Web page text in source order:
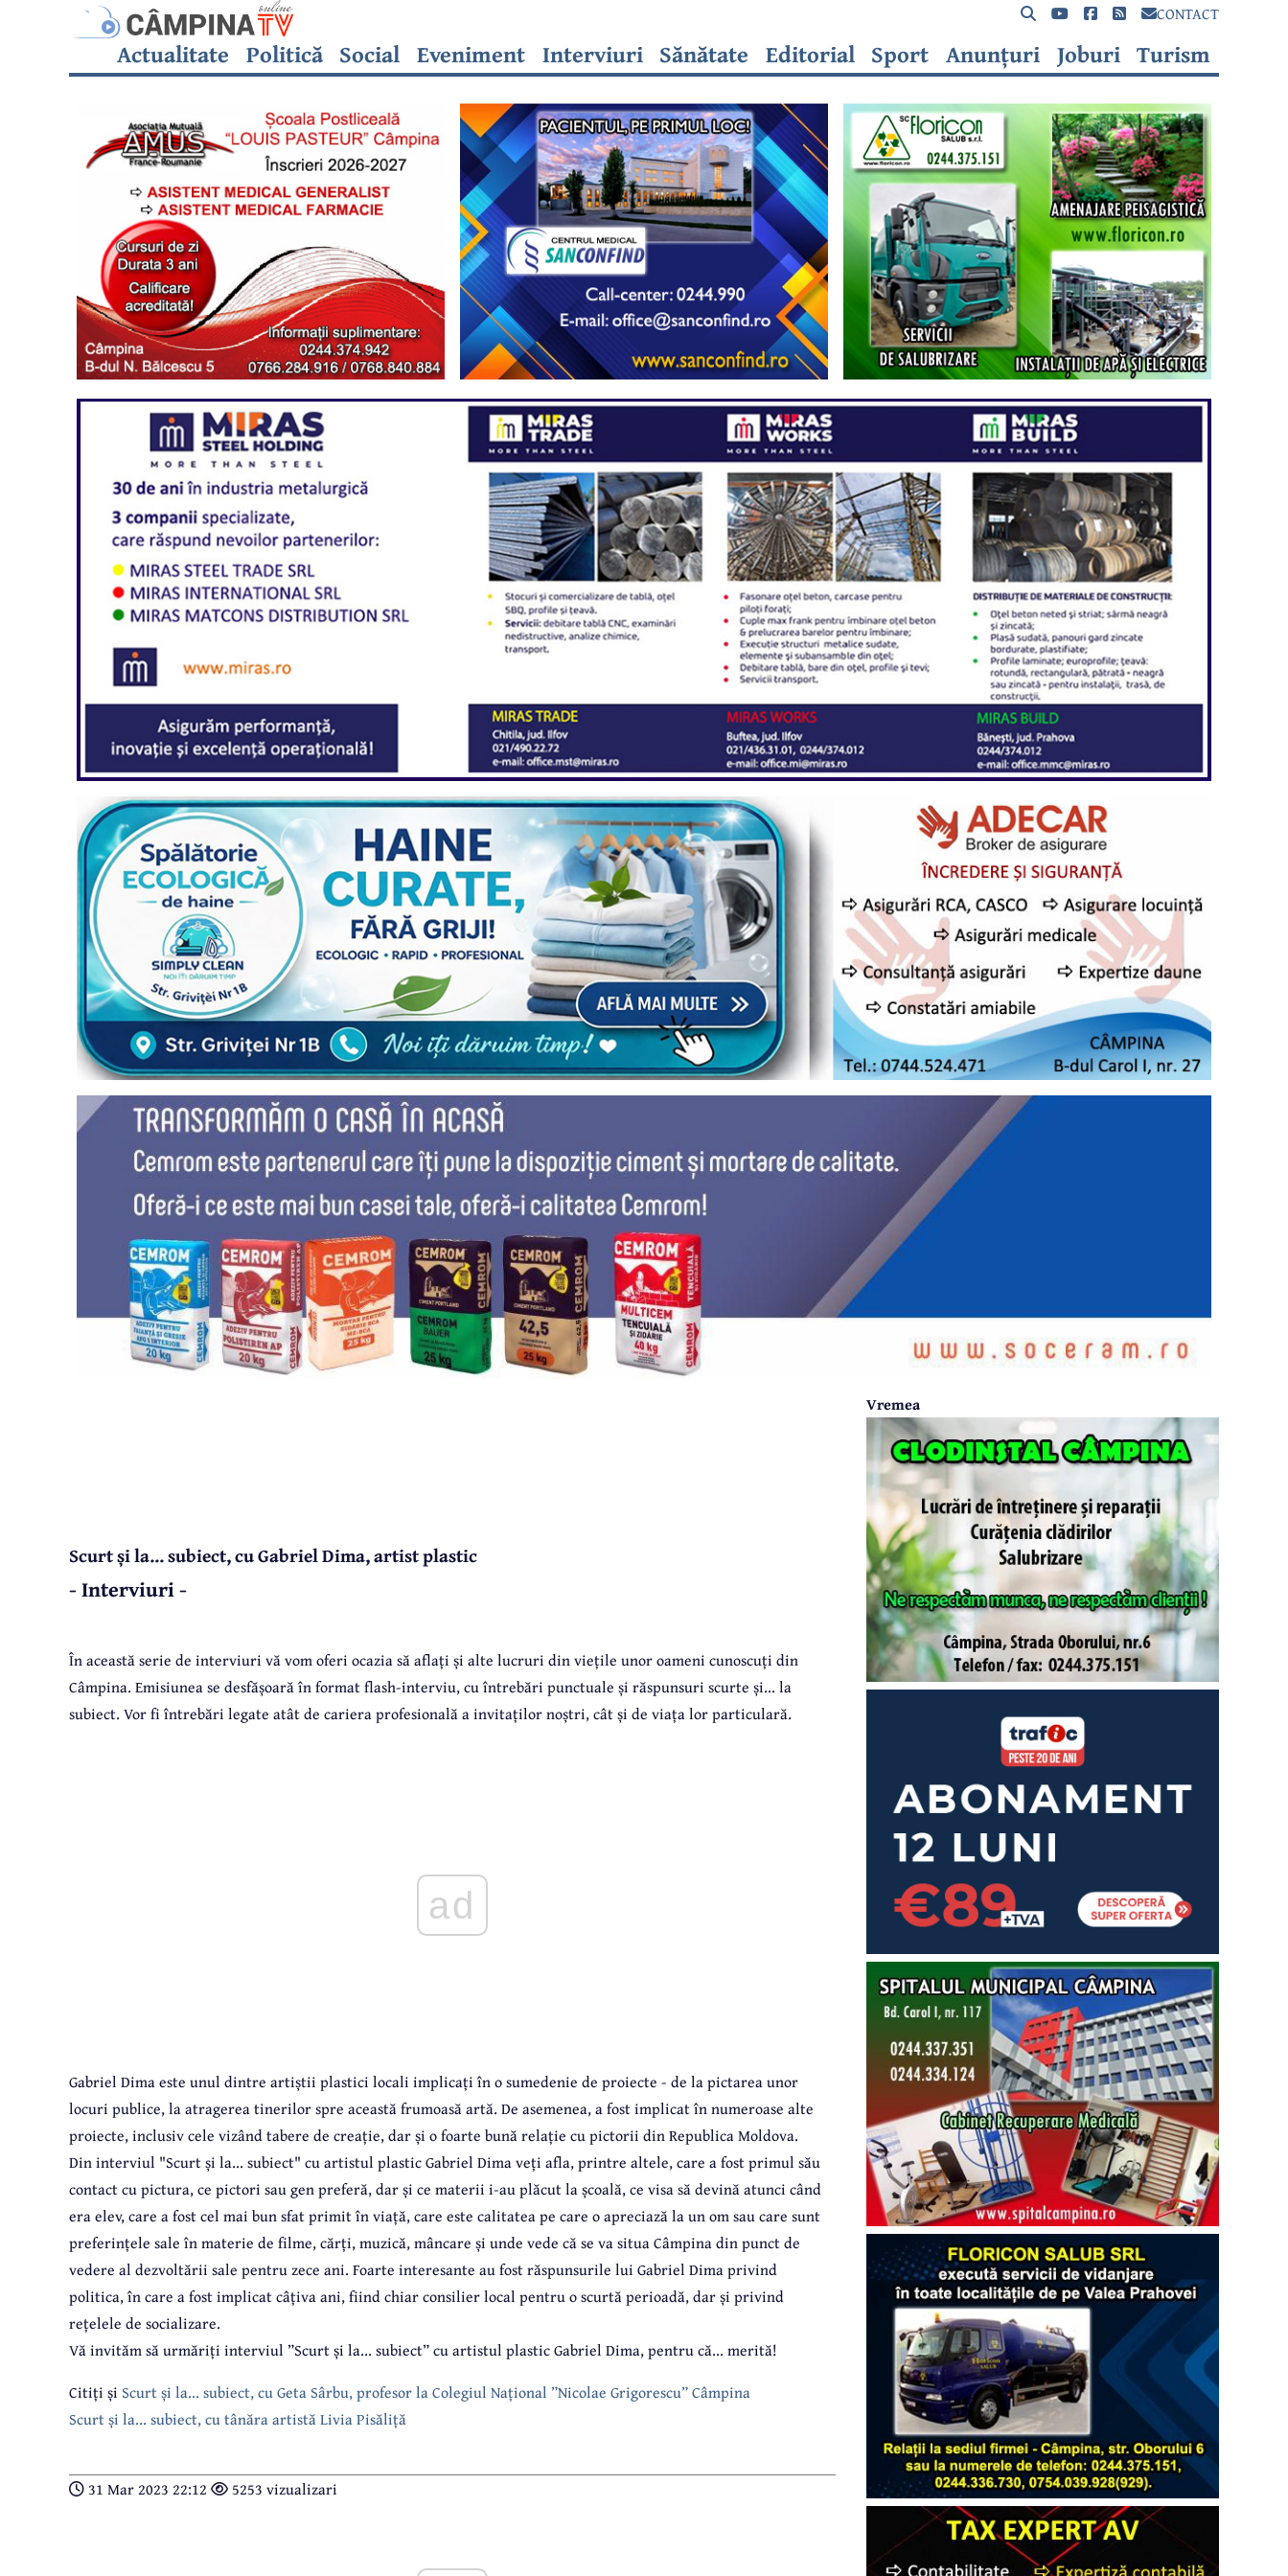
CONTACT
Actualitate Politică Social Eveniment Interviuri Sănătate Editorial Sport Anunțuri Joburi Turism
Scurt și la... subiect, cu Gabriel Dima, artist plastic
- Interviuri -
În această serie de interviuri vă vom oferi ocazia să aflați și alte lucruri din viețile unor oameni cunoscuți din
Câmpina. Emisiunea se desfășoară în format flash-interviu, cu întrebări punctuale și răspunsuri scurte și... la
subiect. Vor fi întrebări legate atât de cariera profesională a invitaților noștri, cât și de viața lor particulară.
ad
Gabriel Dima este unul dintre artiștii plastici locali implicați în o sumedenie de proiecte - de la pictarea unor
locuri publice, la atragerea tinerilor spre această frumoasă artă. De asemenea, a fost implicat în numeroase alte
proiecte, inclusiv cele vizând tabere de creație, dar și o foarte bună relație cu pictorii din Republica Moldova.
Din interviul "Scurt și la... subiect" cu artistul plastic Gabriel Dima veți afla, printre altele, care a fost primul său
contact cu pictura, ce pictori sau gen preferă, dar și ce materii i-au plăcut la școală, ce visa să devină atunci când
era elev, care a fost cel mai bun sfat primit în viață, care este calitatea pe care o apreciază la un om sau care sunt
preferințele sale în materie de filme, cărți, muzică, mâncare și unde vede că se va situa Câmpina din punct de
vedere al dezvoltării sale pentru zece ani. Foarte interesante au fost răspunsurile lui Gabriel Dima privind
politica, în care a fost implicat câțiva ani, fiind chiar consilier local pentru o scurtă perioadă, dar și privind
rețelele de socializare.
Vă invităm să urmăriți interviul ”Scurt și la... subiect” cu artistul plastic Gabriel Dima, pentru că... merită!
Citiți și Scurt și la... subiect, cu Geta Sârbu, profesor la Colegiul Național ”Nicolae Grigorescu” Câmpina
Scurt și la... subiect, cu tânăra artistă Livia Pisăliță
31 Mar 2023 22:12 5253 vizualizari
Vremea